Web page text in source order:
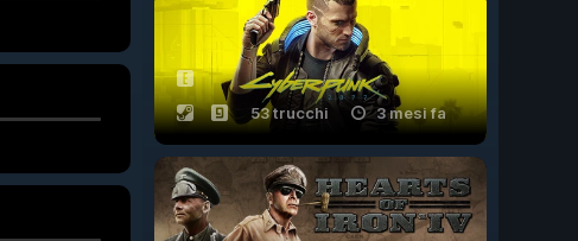
53 trucchi 3 mesi fa